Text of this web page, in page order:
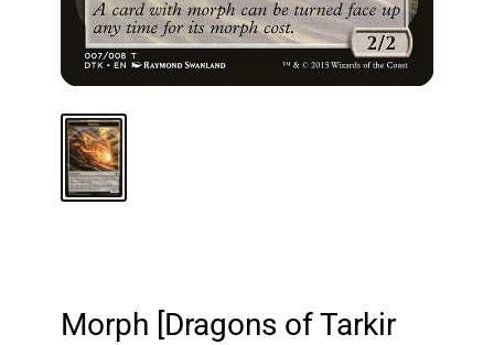
Morph [Dragons of Tarkir